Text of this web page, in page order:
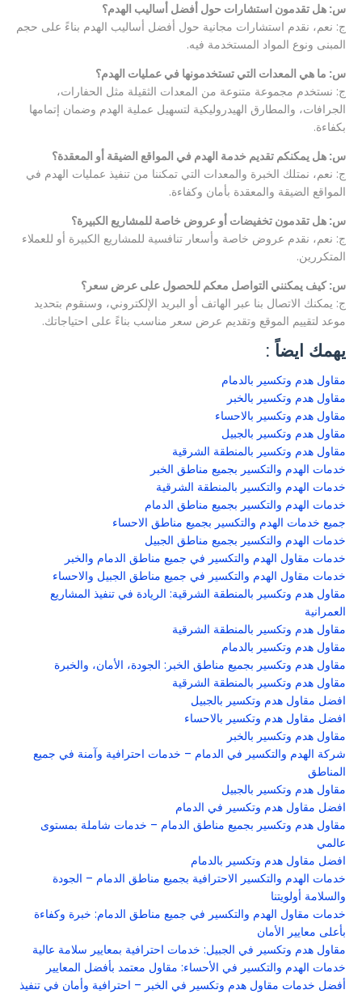
س: هل تقدمون استشارات حول أفضل أساليب الهدم؟
ج: نعم، نقدم استشارات مجانية حول أفضل أساليب الهدم بناءً على حجم
المبنى ونوع المواد المستخدمة فيه.
س: ما هي المعدات التي تستخدمونها في عمليات الهدم؟
ج: نستخدم مجموعة متنوعة من المعدات الثقيلة مثل الحفارات،
الجرافات، والمطارق الهيدروليكية لتسهيل عملية الهدم وضمان إتمامها
بكفاءة.
س: هل يمكنكم تقديم خدمة الهدم في المواقع الضيقة أو المعقدة؟
ج: نعم، نمتلك الخبرة والمعدات التي تمكننا من تنفيذ عمليات الهدم في
المواقع الضيقة والمعقدة بأمان وكفاءة.
س: هل تقدمون تخفيضات أو عروض خاصة للمشاريع الكبيرة؟
ج: نعم، نقدم عروض خاصة وأسعار تنافسية للمشاريع الكبيرة أو للعملاء
المتكررين.
س: كيف يمكنني التواصل معكم للحصول على عرض سعر؟
ج: يمكنك الاتصال بنا عبر الهاتف أو البريد الإلكتروني، وسنقوم بتحديد
موعد لتقييم الموقع وتقديم عرض سعر مناسب بناءً على احتياجاتك.
يهمك ايضاً :
مقاول هدم وتكسير بالدمام
مقاول هدم وتكسير بالخبر
مقاول هدم وتكسير بالاحساء
مقاول هدم وتكسير بالجبيل
مقاول هدم وتكسير بالمنطقة الشرقية
خدمات الهدم والتكسير بجميع مناطق الخبر
خدمات الهدم والتكسير بالمنطقة الشرقية
خدمات الهدم والتكسير بجميع مناطق الدمام
جميع خدمات الهدم والتكسير بجميع مناطق الاحساء
خدمات الهدم والتكسير بجميع مناطق الجبيل
خدمات مقاول الهدم والتكسير في جميع مناطق الدمام والخبر
خدمات مقاول الهدم والتكسير في جميع مناطق الجبيل والاحساء
مقاول هدم وتكسير بالمنطقة الشرقية: الريادة في تنفيذ المشاريع
العمرانية
مقاول هدم وتكسير بالمنطقة الشرقية
مقاول هدم وتكسير بالدمام
مقاول هدم وتكسير بجميع مناطق الخبر: الجودة، الأمان، والخبرة
مقاول هدم وتكسير بالمنطقة الشرقية
افضل مقاول هدم وتكسير بالجبيل
افضل مقاول هدم وتكسير بالاحساء
مقاول هدم وتكسير بالخبر
شركة الهدم والتكسير في الدمام – خدمات احترافية وآمنة في جميع
المناطق
مقاول هدم وتكسير بالجبيل
افضل مقاول هدم وتكسير في الدمام
مقاول هدم وتكسير بجميع مناطق الدمام – خدمات شاملة بمستوى
عالمي
افضل مقاول هدم وتكسير بالدمام
خدمات الهدم والتكسير الاحترافية بجميع مناطق الدمام – الجودة
والسلامة أولويتنا
خدمات مقاول الهدم والتكسير في جميع مناطق الدمام: خبرة وكفاءة
بأعلى معايير الأمان
مقاول هدم وتكسير في الجبيل: خدمات احترافية بمعايير سلامة عالية
خدمات الهدم والتكسير في الأحساء: مقاول معتمد بأفضل المعايير
أفضل خدمات مقاول هدم وتكسير في الخبر – احترافية وأمان في تنفيذ